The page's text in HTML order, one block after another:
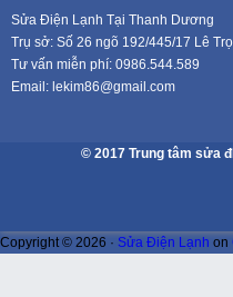
Sửa Điện Lạnh Tại Thanh Dương
Trụ sở: Số 26 ngõ 192/445/17 Lê
Tư vấn miễn phí: 0986.544.589
Email: lekim86@gmail.com
© 2017 Trung tâm sửa
Copyright © 2026 · Sửa Điện Lạnh on